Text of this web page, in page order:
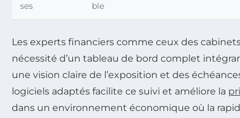
ses
ble
Les experts financiers comme ceux des
nécessité d’un tableau de bord complet
une vision claire de l’exposition et des
logiciels adaptés facilite ce suivi et améliore la
dans un environnement économique où la